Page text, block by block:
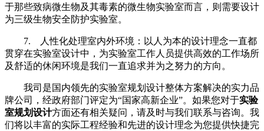
于那些致病微生物及其毒素的微生物实验室而言，则需要设计
为三级生物安全防护实验室。
7. 人性化处理室内外环境：以人为本的设计理念一直都
贯穿在实验室设计中，为实验室工作人员提供高效的工作场所
及舒适的休闲环境是我们一直追求并为之努力的方向。
我司是国内领先的实验室规划设计整体方案解决的实力品
牌公司，经政府部门评定为“国家高新企业”。如果您对于实验
室规划设计方面还有相关疑问，请及时与我们联系与咨询。我
们将以丰富的实际工程经验和先进的设计理念为您提供快捷完